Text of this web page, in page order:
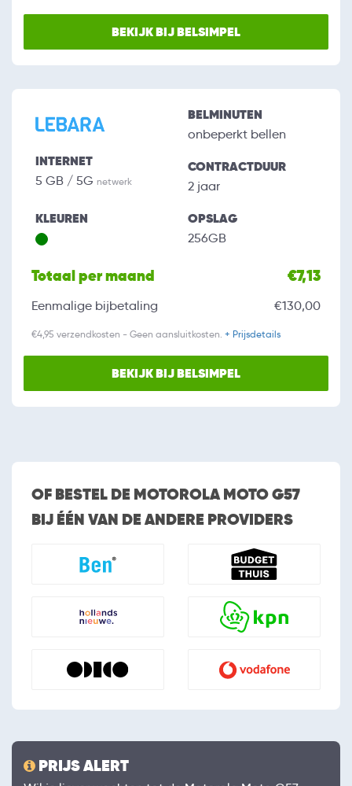
BEKIJK BIJ BELSIMPEL
INTERNET
5 GB / 5G netwerk
BELMINUTEN
onbeperkt bellen
CONTRACTDUUR
2 jaar
KLEUREN OPSLAG
256GB
Totaal per maand €7,13
Eenmalige bijbetaling €130,00
€4,95 verzendkosten - Geen aansluitkosten. + Prijsdetails
BEKIJK BIJ BELSIMPEL
OF BESTEL DE MOTOROLA MOTO G57
BIJ ÉÉN VAN DE ANDERE PROVIDERS
PRIJS ALERT